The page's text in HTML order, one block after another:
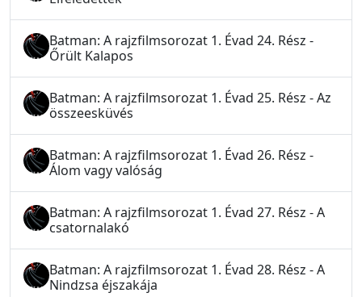
Batman: A rajzfilmsorozat 1. Évad 24. Rész -
Őrült Kalapos
Batman: A rajzfilmsorozat 1. Évad 25. Rész - Az
összeesküvés
Batman: A rajzfilmsorozat 1. Évad 26. Rész -
Álom vagy valóság
Batman: A rajzfilmsorozat 1. Évad 27. Rész - A
csatornalakó
Batman: A rajzfilmsorozat 1. Évad 28. Rész - A
Nindzsa éjszakája